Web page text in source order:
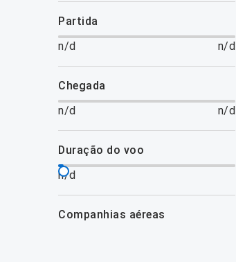
partida
n/d
n/d
chegada
n/d
n/d
duração do voo
n/d
companhias aéreas